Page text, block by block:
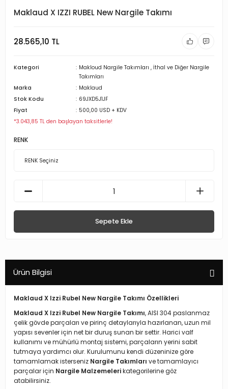
Maklaud X IZZI RUBEL New Nargile Takımı
28.565,10 TL
Kategori Makloud Nargile Takımları ,İthal ve Diğer Nargile
Takımları
Marka
Maklaud
Stok Kodu
69JXD5J1JF
Fiyat
500,00 USD + KDV
*3.043,85 TL den başlayan taksitlerle!
RENK
Sepete Ekle
Ürün Bilgisi
Maklaud X Izzi Rubel New Nargile Takımı Özellikleri
Maklaud X Izzi Rubel New Nargile Takımı, AISI 304 paslanmaz
çelik gövde parçaları ve pirinç detaylarıyla hazırlanan, uzun mil
yapısı sevenler için net bir duruş sunan bir settir. Harici valf
kullanımı ve mühürlü montaj sistemi, parçaların yerini sabit
tutmaya yardımcı olur. Kurulumunu kendi düzeninize göre
tamamlamak isterseniz Nargile Takımları ve tamamlayıcı
parçalar için Nargile Malzemelerikategorilerine göz
atabilirsiniz.